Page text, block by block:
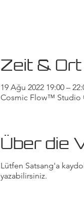
Zeit & Ort
19 Ağu 2022 19:00 –
Cosmic Flow™ Studio
Über die
Lütfen Satsang'a
yazabilirsiniz.